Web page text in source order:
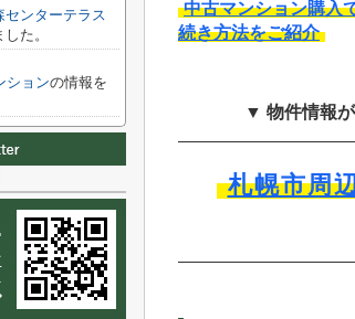
中古マンション購入
続き方法をご紹介
▼ 物件情報
札幌市周
センターテラス
た。
ションの情報を